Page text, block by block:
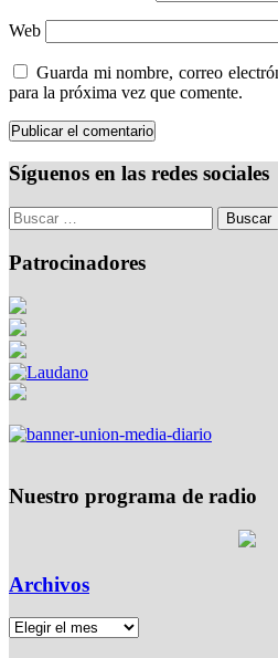
Web
Guarda mi nombre, correo
para la próxima vez que comente.
Síguenos en las redes sociales
Patrocinadores
Nuestro programa de radio
Archivos